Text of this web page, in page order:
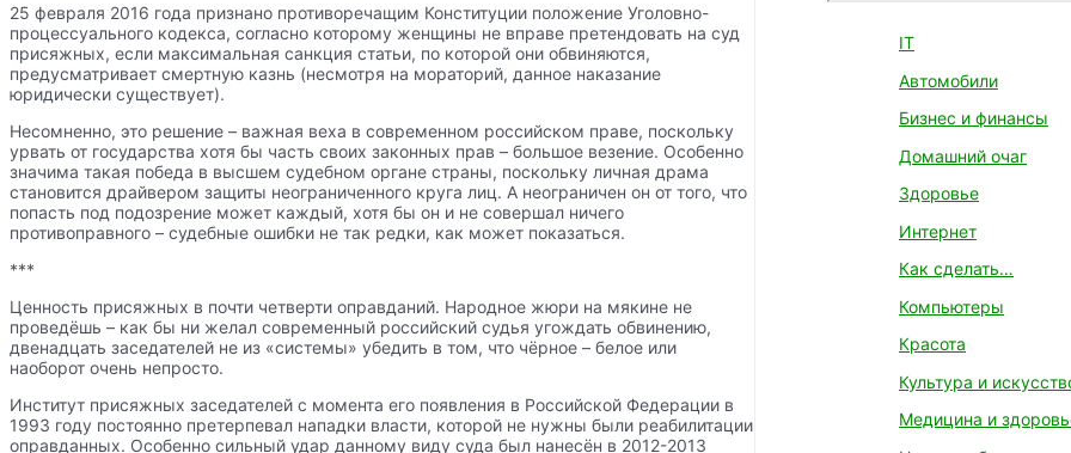
25 февраля 2016 года признано противоречащим Конституции положение Уголовно-
процессуального кодекса, согласно которому женщины не вправе претендовать на суд
присяжных, если максимальная санкция статьи, по которой они обвиняются,
предусматривает смертную казнь (несмотря на мораторий, данное наказание
юридически существует).
Несомненно, это решение – важная веха в современном российском праве, поскольку
урвать от государства хотя бы часть своих законных прав – большое везение. Особенно
значима такая победа в высшем судебном органе страны, поскольку личная драма
становится драйвером защиты неограниченного круга лиц. А неограничен он от того, что
попасть под подозрение может каждый, хотя бы он и не совершал ничего
противоправного – судебные ошибки не так редки, как может показаться.
***
Ценность присяжных в почти четверти оправданий. Народное жюри на мякине не
проведёшь – как бы ни желал современный российский судья угождать обвинению,
двенадцать заседателей не из «системы» убедить в том, что чёрное – белое или
наоборот очень непросто.
Институт присяжных заседателей с момента его появления в Российской Федерации в
1993 году постоянно претерпевал нападки власти, которой не нужны были реабилитации
оправданных. Особенно сильный удар данному виду суда был нанесён в 2012-2013
IT
Автомобили
Бизнес и финансы
Домашний очаг
Здоровье
Интернет
Как сделать…
Компьютеры
Красота
Культура и
Медицина и